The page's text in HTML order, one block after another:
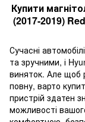
Купити
(2017-2019)
Сучасні
та зручними, і
виняток. Але щоб
повну, варто
пристрій здатен
можливості